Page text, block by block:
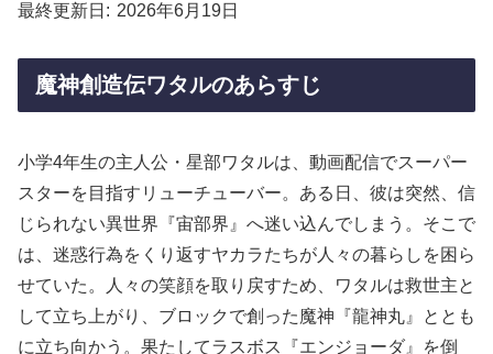
最終更新日 2026年6月19日
魔神創造伝ワタルのあらすじ
小学4年生の主人公・星部ワタルは、動画配信でスーパー
スターを目指すリューチューバー。ある日、彼は突然、信
じられない異世界『宙部界』へ迷い込んでしまう。そこで
は、迷惑行為をくり返すヤカラたちが人々の暮らしを困ら
せていた。人々の笑顔を取り戻すため、ワタルは救世主と
して立ち上がり、ブロックで創った魔神『龍神丸』ととも
に立ち向かう。果たしてラスボス『エンジョーダ』を倒